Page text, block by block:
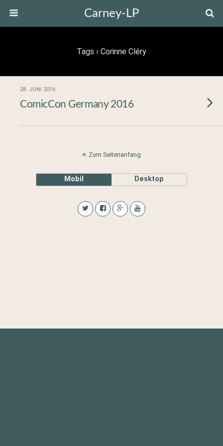
Carney-LP
Tags › Corinne Cléry
28. JUNI 2016
ComicCon Germany 2016
Zum Seitenanfang
Mobil Desktop